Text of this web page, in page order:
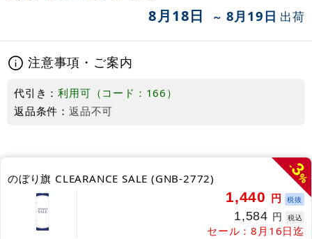
8月18日 ～ 8月19日 出荷
注意事項・ご案内
代引き：利用可（コード：166）
返品条件： 返品不可
-
3
%
のぼり旗 CLEARANCE SALE (GNB-2772)
1,440 円 税抜
1,584 円 税込
セール：8月16日迄